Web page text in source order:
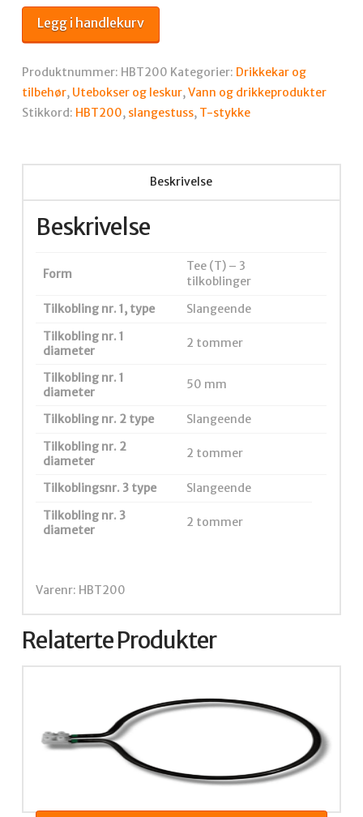
slangestuss
2"
antall
Legg i handlekurv
Produktnummer: HBT200 Kategorier: Drikkekar og
tilbehør, Utebokser og leskur,Vann og drikkeprodukter
Stikkord: HBT200, slangestuss, T-stykke
Beskrivelse
Beskrivelse
Form
Tee (T) – 3
tilkoblinger
Tilkobling nr. 1, type
Slangeende
Tilkobling nr. 1
diameter
2 tommer
Tilkobling nr. 1
diameter
50 mm
Tilkobling nr. 2 type
Slangeende
Tilkobling nr. 2
diameter
2 tommer
Tilkoblingsnr. 3 type
Slangeende
Tilkobling nr. 3
diameter
2 tommer
Varenr: HBT200
Relaterte Produkter